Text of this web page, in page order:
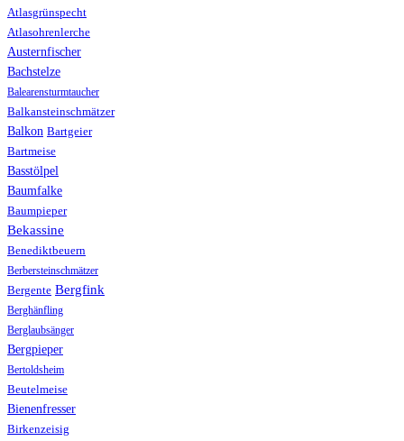
Atlasgrünspecht
Atlasohrenlerche
Austernfischer
Bachstelze
Balearensturmtaucher
Balkansteinschmätzer
Balkon Bartgeier
Bartmeise
Basstölpel
Baumfalke
Baumpieper
Bekassine
Benediktbeuern
Berbersteinschmätzer
Bergente Bergfink
Berghänfling
Berglaubsänger
Bergpieper
Bertoldsheim
Beutelmeise
Bienenfresser
Birkenzeisig